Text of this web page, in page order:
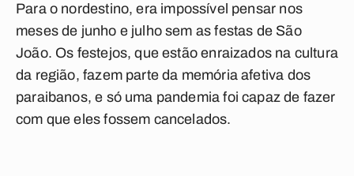
Para o nordestino,era impossível pensar nos
meses de junho e julho sem as festas de São
João. Os festejos, que estão enraizados na cultura
da região, fazem parte da memória afetiva dos
paraibanos, e só uma pandemia foi capaz de fazer
com que eles fossem cancelados.